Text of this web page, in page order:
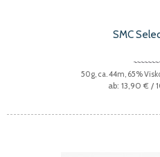
SMC
50g, ca. 44m, 65%
13,90 € /